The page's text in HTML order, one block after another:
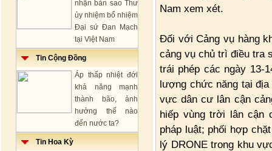
nhận bản sao Thư
ủy nhiệm bổ nhiệm
Đại sứ Đan Mạch
tại Việt Nam
Tin Cộng Đồng
Áp thấp nhiệt đới
khả năng mạnh
thành bão, ảnh
hưởng thế nào
đến nước ta?
Tin Hoa Kỳ
Nam xem xét.
Đối với Cảng vụ hàng
cảng vụ chủ trì điều tra
trái phép các ngày 13-
lượng chức năng tại
vực dân cư lân cận
hiếp vùng trời lân cận
pháp luật; phối hợp
lý DRONE trong khu